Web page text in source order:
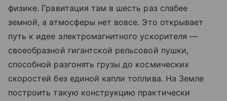
физике. Гравитация там в шесть раз слабее
земной, а атмосферы нет вовсе. Это открывает
путь к идее электромагнитного ускорителя —
своеобразной гигантской рельсовой пушки,
способной разгонять грузы до космических
скоростей без единой капли топлива. На Земле
построить такую конструкцию практически